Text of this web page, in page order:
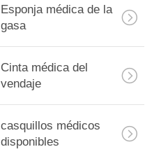
Esponja médica de la
gasa
Cinta médica del
vendaje
casquillos médicos
disponibles